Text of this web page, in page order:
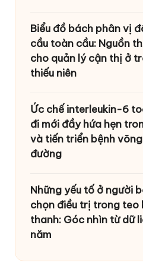
Biểu đồ bách phân vị
cầu toàn cầu: Nguồn
cho quản lý cận thị ở
thiếu niên
Ức chế interleukin-6
đi mới đầy hứa hẹn
và tiến triển bệnh
đường
Những yếu tố ở người
chọn điều trị trong teo
thanh: Góc nhìn từ dữ
năm